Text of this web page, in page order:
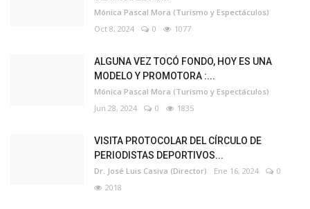
Mónica Pascal Mora (Turismo y Espectáculos)
Oct 8, 2024
0 1077
ALGUNA VEZ TOCÓ FONDO, HOY ES UNA
MODELO Y PROMOTORA :...
Mónica Pascal Mora (Turismo y Espectáculos)
Jun 28, 2024
0 1835
VISITA PROTOCOLAR DEL CÍRCULO DE
PERIODISTAS DEPORTIVOS...
Dr. José Luis Casiva (Director) Ene 16, 2024
0
2018